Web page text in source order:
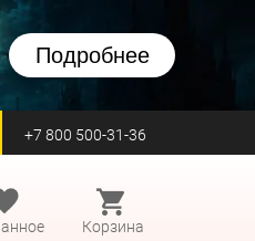
Подробнее
+7 800 500-31-36
Корзина